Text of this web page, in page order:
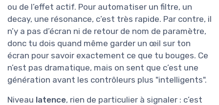
ou de l’effet actif. Pour automatiser un filtre, un
decay, une résonance, c’est très rapide. Par contre, il
n’y a pas d’écran ni de retour de nom de paramètre,
donc tu dois quand même garder un œil sur ton
écran pour savoir exactement ce que tu bouges. Ce
n’est pas dramatique, mais on sent que c’est une
génération avant les contrôleurs plus "intelligents".
Niveau latence, rien de particulier à signaler : c’est